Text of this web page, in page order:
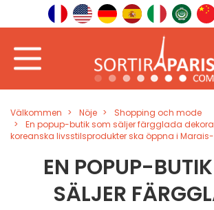
Välkommen Nöje
Shopping och mode
En popup-butik som säljer färgglada
koreanska livsstilsprodukter ska öppna i Marais-
EN POPUP-
SÄLJER